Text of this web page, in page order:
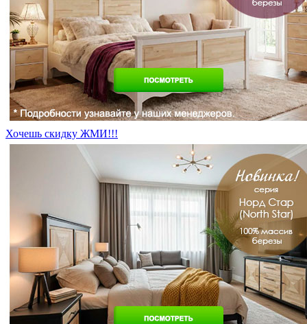
Хочешь скидку ЖМИ!!!